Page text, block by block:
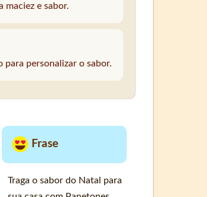
maciez e sabor.
para personalizar o sabor.
Frase
Traga o sabor do Natal para